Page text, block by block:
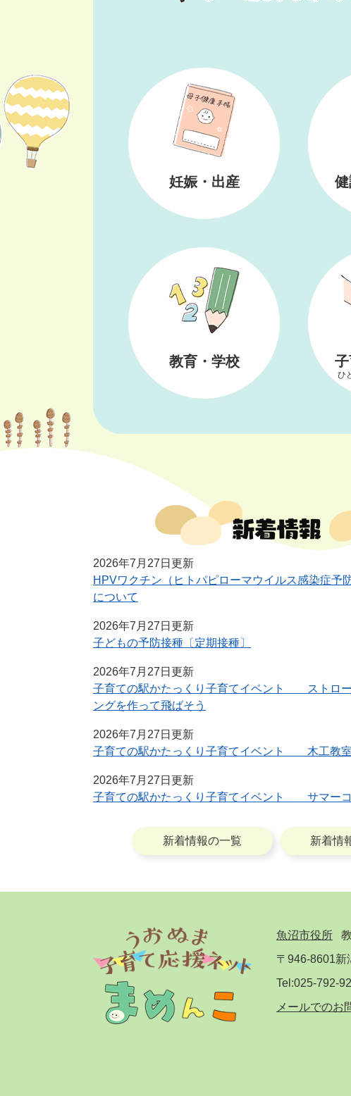
妊娠・出産
教育・学校
ひ
2026年7月27日更新
HPVワクチン（ヒトパピローマウイルス感染症予
について
2026年7月27日更新
子どもの予防接種〔定期接種〕
2026年7月27日更新
子育ての駅かたっくり子育てイベント ストロー
ングを作って飛ばそう
2026年7月27日更新
子育ての駅かたっくり子育てイベント 木工教室
2026年7月27日更新
子育ての駅かたっくり子育てイベント サマーコ
新着情報の一覧 新着情
魚沼市役所
〒946-8601新
Tel:025-792-
メールでのお